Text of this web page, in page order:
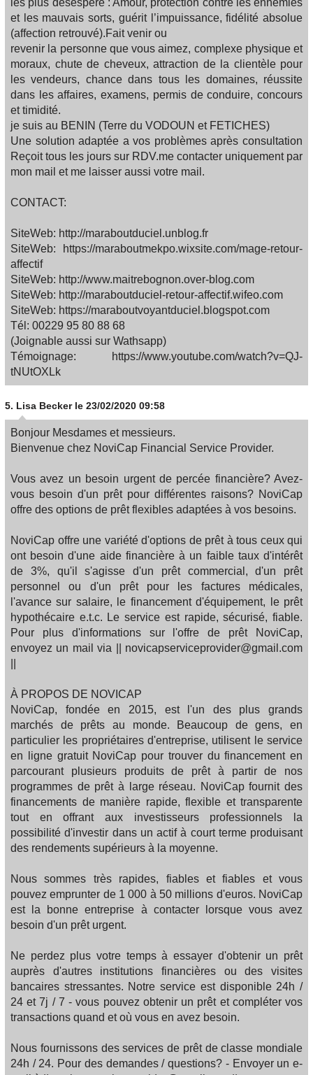
les plus désespère : Amour, protection contre les ennemies
et les mauvais sorts, guérit l’impuissance, fidélité absolue
(affection retrouvé).Fait venir ou
revenir la personne que vous aimez, complexe physique et
moraux, chute de cheveux, attraction de la clientèle pour
les vendeurs, chance dans tous les domaines, réussite
dans les affaires, examens, permis de conduire, concours
et timidité.
je suis au BENIN (Terre du VODOUN et FETICHES)
Une solution adaptée a vos problèmes après consultation
Reçoit tous les jours sur RDV.me contacter uniquement par
mon mail et me laisser aussi votre mail.
CONTACT:
SiteWeb: http://maraboutduciel.unblog.fr
SiteWeb: https://maraboutmekpo.wixsite.com/mage-retour-
affectif
SiteWeb: http://www.maitrebognon.over-blog.com
SiteWeb: http://maraboutduciel-retour-affectif.wifeo.com
SiteWeb: https://maraboutvoyantduciel.blogspot.com
Tél: 00229 95 80 88 68
(Joignable aussi sur Wathsapp)
Témoignage: https://www.youtube.com/watch?v=QJ-
tNUtOXLk
5. Lisa Becker le 23/02/2020 09:58
Bonjour Mesdames et messieurs.
Bienvenue chez NoviCap Financial Service Provider.
Vous avez un besoin urgent de percée financière? Avez-
vous besoin d'un prêt pour différentes raisons? NoviCap
offre des options de prêt flexibles adaptées à vos besoins.
NoviCap offre une variété d'options de prêt à tous ceux qui
ont besoin d'une aide financière à un faible taux d'intérêt
de 3%, qu'il s'agisse d'un prêt commercial, d'un prêt
personnel ou d'un prêt pour les factures médicales,
l'avance sur salaire, le financement d'équipement, le prêt
hypothécaire e.t.c. Le service est rapide, sécurisé, fiable.
Pour plus d'informations sur l'offre de prêt NoviCap,
envoyez un mail via || novicapserviceprovider@gmail.com
À PROPOS DE NOVICAP
NoviCap, fondée en 2015, est l'un des plus grands
marchés de prêts au monde. Beaucoup de gens, en
particulier les propriétaires d'entreprise, utilisent le service
en ligne gratuit NoviCap pour trouver du financement en
parcourant plusieurs produits de prêt à partir de nos
programmes de prêt à large réseau. NoviCap fournit des
financements de manière rapide, flexible et transparente
tout en offrant aux investisseurs professionnels la
possibilité d'investir dans un actif à court terme produisant
des rendements supérieurs à la moyenne.
Nous sommes très rapides, fiables et fiables et vous
pouvez emprunter de 1 000 à 50 millions d'euros. NoviCap
est la bonne entreprise à contacter lorsque vous avez
besoin d'un prêt urgent.
Ne perdez plus votre temps à essayer d'obtenir un prêt
auprès d'autres institutions financières ou des visites
bancaires stressantes. Notre service est disponible 24h /
24 et 7j / 7 - vous pouvez obtenir un prêt et compléter vos
transactions quand et où vous en avez besoin.
Nous fournissons des services de prêt de classe mondiale
24h / 24. Pour des demandes / questions? - Envoyer un e-